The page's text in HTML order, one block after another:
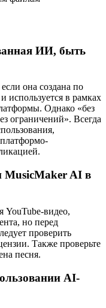
ИИ, быть
она создана по
используется в рамках
Однако «без
ограничений». Всегда
MusicMaker AI в
YouTube-видео,
но перед
проверить
Также проверьте
песня.
AI-